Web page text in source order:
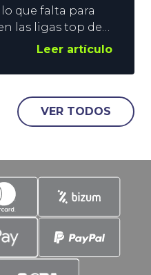
lo que falta para
las ligas top del
en marcha.
Francia y
e Italia. En
Leer artículo
VER TODOS